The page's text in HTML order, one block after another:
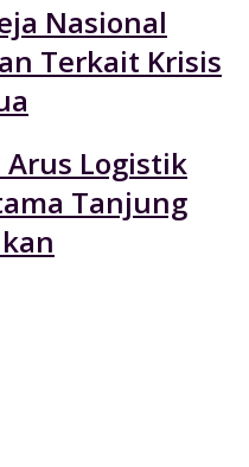
Nasional
Terkait Krisis
Logistik
Tanjung